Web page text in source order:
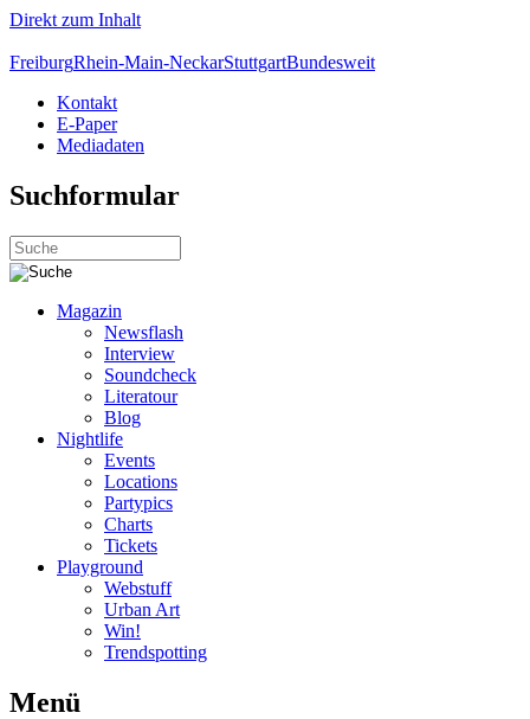
Direkt zum Inhalt
FreiburgRhein-Main-NeckarStuttgartBundesweit
Kontakt
E-Paper
Mediadaten
Suchformular
Magazin
Newsflash
Interview
Soundcheck
Literatour
Blog
Nightlife
Events
Locations
Partypics
Charts
Tickets
Playground
Webstuff
Urban Art
Win!
Trendspotting
Menü